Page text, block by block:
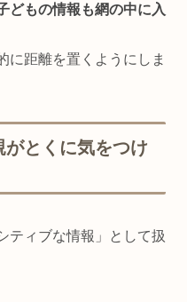
どもの情報も網の中に入
に距離を置くようにしま
とくに気をつけ
ティブな情報」として扱